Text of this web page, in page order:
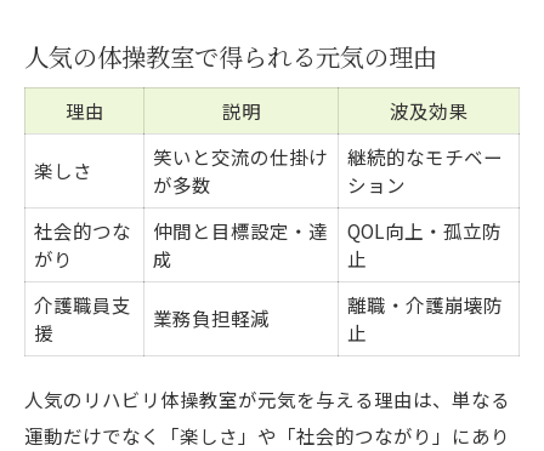
人気の体操教室で得られる元気の理由
理由 説明 波及効果
楽しさ
笑いと交流の仕掛け
が多数
継続的なモチベー
ション
社会的つな
がり
仲間と目標設定・達
成
QOL向上・孤立防
止
介護職員支
援
業務負担軽減
離職・介護崩壊防
止
人気のリハビリ体操教室が元気を与える理由は、単なる
運動だけでなく「楽しさ」や「社会的つながり」にあり